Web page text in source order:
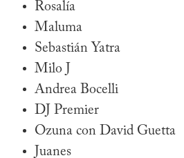
Rosalía
Maluma
Sebastián Yatra
Milo J
Andrea Bocelli
DJ Premier
Ozuna con David Guetta
Juanes